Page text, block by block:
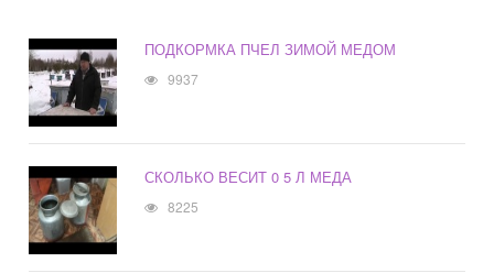
ПОДКОРМКА ПЧЕЛ ЗИМОЙ МЕДОМ
9937
СКОЛЬКО ВЕСИТ 0 5 Л МЕДА
8225